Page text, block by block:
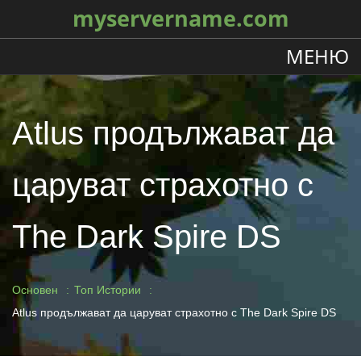
myservername.com
МЕНЮ
Atlus продължават да
царуват страхотно с
The Dark Spire DS
Основен
Топ Истории
Atlus продължават да царуват страхотно с The Dark Spire DS